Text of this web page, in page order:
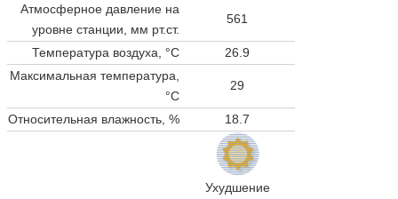
Атмосферное давление на
уровне станции, мм рт.ст.
561
Температура воздуха, °C
26.9
Максимальная температура,
°C
29
Относительная влажность, % 18.7
Ухудшение